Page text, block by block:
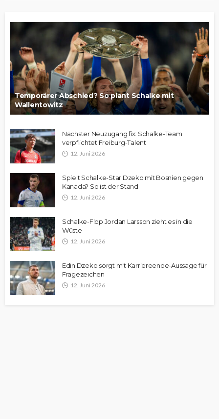
Temporärer Abschied? So plant Schalke mit
Wallentowitz
Nächster Neuzugang fix: Schalke-Team
verpflichtet Freiburg-Talent
12. Juni 2026
Spielt Schalke-Star Dzeko mit Bosnien gegen
Kanada? So ist der Stand
12. Juni 2026
Schalke-Flop Jordan Larsson zieht es in die
Wüste
12. Juni 2026
Edin Dzeko sorgt mit Karriereende-Aussage für
Fragezeichen
12. Juni 2026